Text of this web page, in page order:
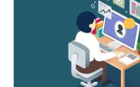
5.00 (5)